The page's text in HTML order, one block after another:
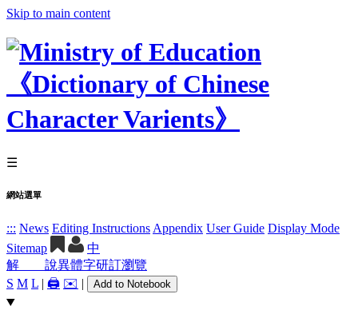
Skip to main content
☰
網站選單
::: News Editing Instructions Appendix User Guide Display Mode
Sitemap
中
解 說異體字研訂瀏覽
S M L | 🖨️ ✉️ | Add to Notebook